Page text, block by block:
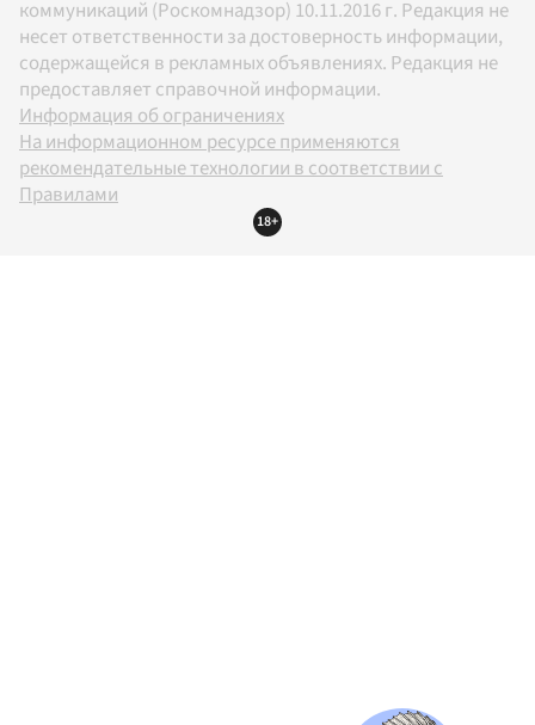
коммуникаций (Роскомнадзор) 10.11.2016 г. Редакция не
несет ответственности за достоверность информации,
содержащейся в рекламных объявлениях. Редакция не
предоставляет справочной информации.
Информация об ограничениях
На информационном ресурсе применяются
рекомендательные технологии в соответствии с
Правилами
18+